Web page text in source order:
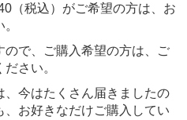
（税込）がご希望の方は、お
で、ご購入希望の方は、ご
さい。
今はたくさん届きましたの
お好きなだけご購入してい